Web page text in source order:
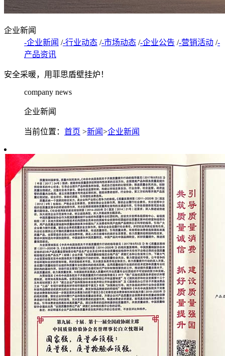
企业新闻
-企业新闻 /-行业动态 /-市场动态 /-企业公告 /-营销活动 /-
产品资讯
安全采暖，用菲思盾壁挂炉！
company news
企业新闻
当前位置： 首页 >新闻>企业新闻